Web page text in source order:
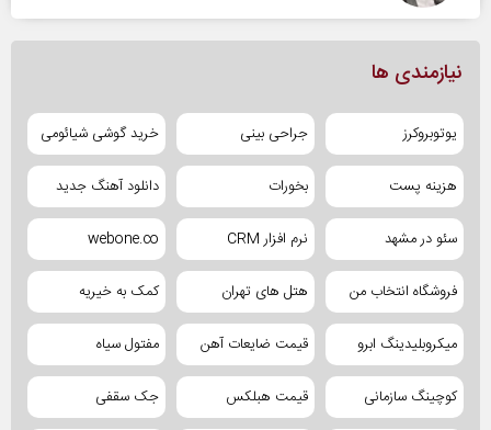
نیازمندی ها
یوتوبروکرز جراحی بینی خرید گوشی شیائومی
هزینه پست بخورات دانلود آهنگ جدید
سئو در مشهد نرم افزار CRM webone.co
فروشگاه انتخاب من هتل های تهران کمک به خیریه
میکروبلیدینگ ابرو قیمت ضایعات آهن مفتول سیاه
کوچینگ سازمانی قیمت هبلکس جک سقفی